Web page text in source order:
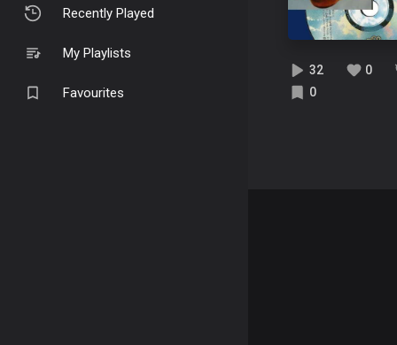
Recently Played
My Playlists
Favourites
32
0
0